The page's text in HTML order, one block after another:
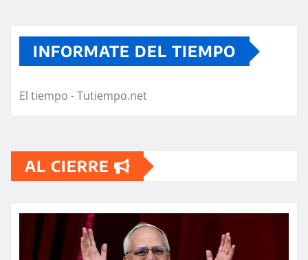
INFORMATE DEL TIEMPO
El tiempo - Tutiempo.net
AL CIERRE